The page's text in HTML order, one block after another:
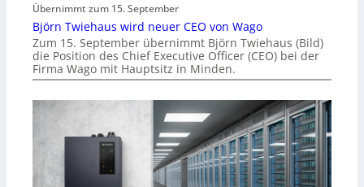
Übernimmt zum 15. September
Björn Twiehaus wird neuer CEO von Wago
Zum 15. September übernimmt Björn Twiehaus (Bild)
die Position des Chief Executive Officer (CEO) bei der
Firma Wago mit Hauptsitz in Minden.